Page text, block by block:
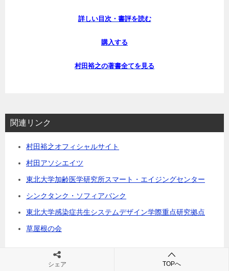
詳しい目次・書評を読む
購入する
村田裕之の著書全てを見る
関連リンク
村田裕之オフィシャルサイト
村田アソシエイツ
東北大学加齢医学研究所スマート・エイジングセンター
シンクタンク・ソフィアバンク
東北大学感染症共生システムデザイン学際重点研究拠点
草屋根の会
シェア TOPへ